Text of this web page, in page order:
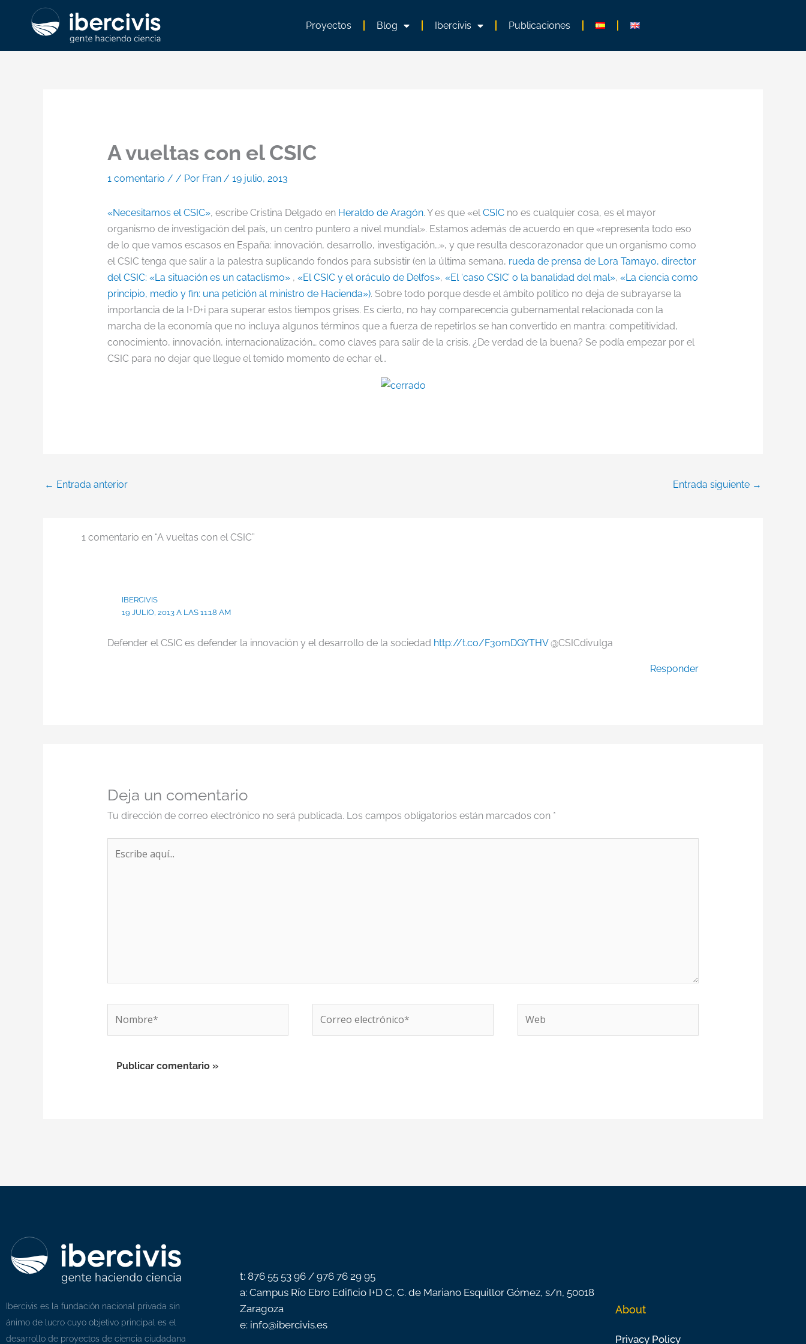
contenido
Proyectos Blog Ibercivis Publicaciones
A vueltas con el CSIC
1 comentario / / Por Fran / 19 julio, 2013
«Necesitamos el CSIC», escribe Cristina Delgado en Heraldo de Aragón. Y es que «elCSICno es cualquier cosa, es el mayor
organismo de investigación del país, un centro puntero a nivel mundial». Estamos además de acuerdo en que «representa todo eso
de lo que vamos escasos en España: innovación, desarrollo, investigación…», y que resulta descorazonador que un organismo como
el CSIC tenga que salir a la palestra suplicando fondos para subsistir (en la última semana, rueda de prensa de Lora Tamayo, director
del CSIC: «La situación es un cataclismo», «El CSIC y el oráculo de Delfos», «El ‘caso CSIC’ o la banalidad del mal», «La ciencia como
principio, medio y fin: una petición al ministro de Hacienda»). Sobre todo porque desde el ámbito político no deja de subrayarse la
importancia de la I+D+i para superar estos tiempos grises. Es cierto, no hay comparecencia gubernamental relacionada con la
marcha de la economía que no incluya algunos términos que a fuerza de repetirlos se han convertido en mantra: competitividad,
conocimiento, innovación, internacionalización… como claves para salir de la crisis. ¿De verdad de la buena? Se podía empezar por el
CSIC para no dejar que llegue el temido momento de echar el…
← Entrada anterior Entrada siguiente →
1 comentario en “A vueltas con el CSIC”
IBERCIVIS
19 JULIO, 2013 A LAS 11:18 AM
Defender el CSIC es defender la innovación y el desarrollo de la sociedad http://t.co/F3omDGYTHV@CSICdivulga
Responder
Deja un comentario
Tu dirección de correo electrónico no será publicada. Los campos obligatorios están marcados con *
Ibercivis es la fundación nacional privada sin
ánimo de lucro cuyo objetivo principal es el
desarrollo de proyectos de ciencia ciudadana
t: 876 55 53 96 / 976 76 29 95
a: Campus Río Ebro Edificio I+D C, C. de Mariano Esquillor Gómez, s/n, 50018
Zaragoza
e: info@ibercivis.es
About
Privacy Policy